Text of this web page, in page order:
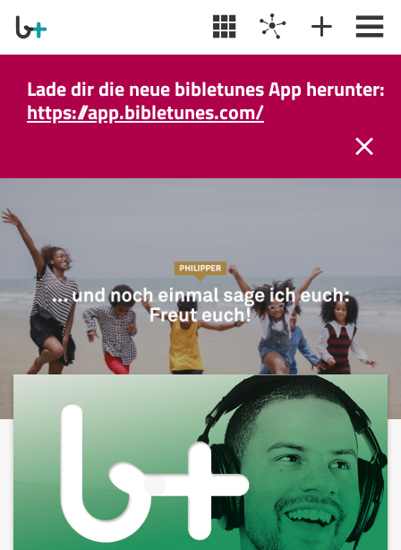
Lade dir die neue bibletunes App herunter:
https://app.bibletunes.com/